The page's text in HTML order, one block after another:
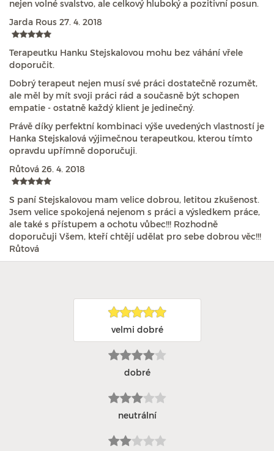
nejen volné svalstvo, ale celkový hluboký a pozitivní posun.
Jarda Rous 27. 4. 2018
Terapeutku Hanku Stejskalovou mohu bez váhání vřele
doporučit.
Dobrý terapeut nejen musí své práci dostatečně rozumět,
ale měl by mít svoji práci rád a současně být schopen
empatie - ostatně každý klient je jedinečný.
Právě díky perfektní kombinaci výše uvedených vlastností je
Hanka Stejskalová výjimečnou terapeutkou, kterou tímto
opravdu upřímně doporučuji.
Růtová 26. 4. 2018
S paní Stejskalovou mam velice dobrou, letitou zkušenost.
Jsem velice spokojená nejenom s práci a výsledkem práce,
ale také s přístupem a ochotu vůbec!!! Rozhodně
doporučuji Všem, kteří chtějí udělat pro sebe dobrou věc!!!
Růtová
velmi dobré
dobré
neutrální